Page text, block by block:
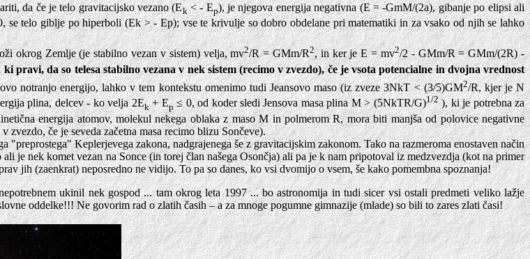
da če je telo gravitacijsko vezano (Ek< - Ep), je njegova energija negativna (E = -GmM/(2a), gibanje po elipsi ali
se telo giblje po hiperboli (Ek > - Ep); vse te krivulje so dobro obdelane pri matematiki in za vsako od njih se lahko
okrog Zemlje (je stabilno vezan v sistem) velja, mv2/R = GMm/R2, in ker je E = mv2/2 - GMm/R = GMm/(2R) -
pravi, da so telesa stabilno vezana v nek sistem (recimo v zvezdo), če je vsota potencialne in dvojna vrednost
notranjo energijo, lahko v tem kontekstu omenimo tudi Jeansovo maso (iz zveze 3NkT < (3/5)GM2/R, kjer je N
plina, delcev - ko velja 2Ek+ Ep ≤ 0, od koder sledi Jensova masa plina M > (5NkTR/G)1/2), ki je potrebna za
energija atomov, molekul nekega oblaka z maso M in polmerom R, mora biti manjša od polovice negativne
če je seveda začetna masa recimo blizu Sončeve).
Keplerjevega zakona, nadgrajenega še z gravitacijskim zakonom. Tako na razmeroma enostaven način
je nek komet vezan na Sonce (in torej član našega Osončja) ali pa je k nam pripotoval iz medzvezdja (kot na primer
jih (zaenkrat) neposredno ne vidijo. To pa so danes, ko vsi dvomijo o vsem, še kako pomembna spoznanja!
ukinil nek gospod ... tam okrog leta 1997 ... bo astronomija in tudi sicer vsi ostali predmeti veliko lažje
oddelke!!! Ne govorim rad o zlatih časih – a za mnoge pogumne gimnazije (mlade) so bili to zares zlati časi!